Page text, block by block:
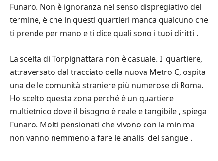
Funaro. Non è ignoranza nel senso dispregiativo del
termine, è che in questi quartieri manca qualcuno che
ti prende per mano e ti dice quali sono i tuoi diritti .
La scelta di Torpignattara non è casuale. Il quartiere,
attraversato dal tracciato della nuova Metro C, ospita
una delle comunità straniere più numerose di Roma.
Ho scelto questa zona perché è un quartiere
multietnico dove il bisogno è reale e tangibile , spiega
Funaro. Molti pensionati che vivono con la minima
non vanno nemmeno a fare le analisi del sangue .